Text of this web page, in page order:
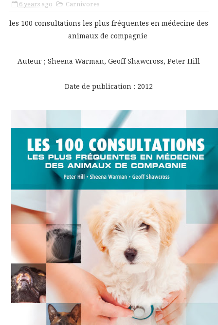
6 years ago Carnivores
les 100 consultations les plus fréquentes en médecine des
animaux de compagnie
Auteur ; Sheena Warman, Geoff Shawcross, Peter Hill
Date de publication : 2012